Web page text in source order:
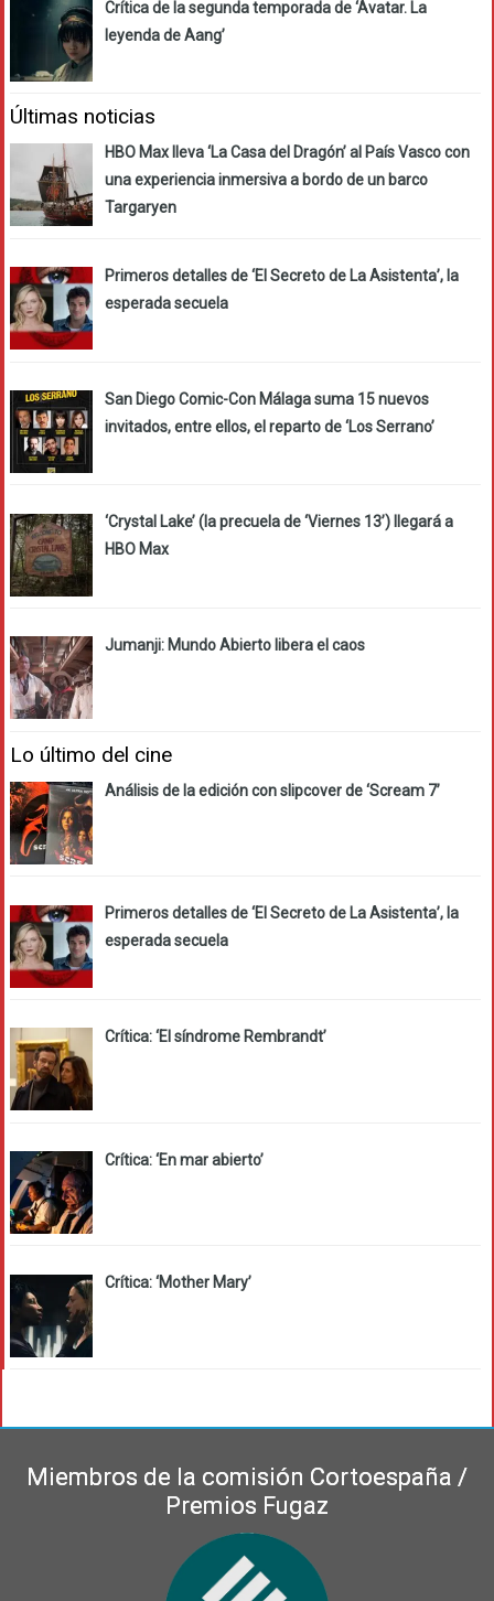
Crítica de la segunda temporada de ‘Avatar. La
leyenda de Aang’
Últimas noticias
HBO Max lleva ‘La Casa del Dragón’ al País Vasco con
una experiencia inmersiva a bordo de un barco
Targaryen
Primeros detalles de ‘El Secreto de La Asistenta’, la
esperada secuela
San Diego Comic-Con Málaga suma 15 nuevos
invitados, entre ellos, el reparto de ‘Los Serrano’
‘Crystal Lake’ (la precuela de ‘Viernes 13’) llegará a
HBO Max
Jumanji: Mundo Abierto libera el caos
Lo último del cine
Análisis de la edición con slipcover de ‘Scream 7’
Primeros detalles de ‘El Secreto de La Asistenta’, la
esperada secuela
Crítica: ‘El síndrome Rembrandt’
Crítica: ‘En mar abierto’
Crítica: ‘Mother Mary’
Miembros de la comisión Cortoespaña /
Premios Fugaz